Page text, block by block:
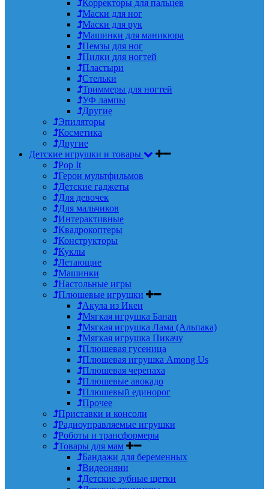
Корректоры для пальцев
Маски для ног
Маски для рук
Машинки для маникюра
Пемзы для ног
Пилки для ногтей
Пластыри
Стельки
Триммеры для ногтей
УФ лампы
Другие
Эпиляторы
Косметика
Другие
Детские игрушки и товары
Pop It
Герои мультфильмов
Детские гаджеты
Для девочек
Для мальчиков
Интерактивные
Квадрокоптеры
Конструкторы
Куклы
Летающие
Машинки
Настольные игры
Плюшевые игрушки
Акула из Икеи
Мягкая игрушка Банан
Мягкая игрушка Лама (Альпака)
Мягкая игрушка Пикачу
Плюшевая гусеница
Плюшевая игрушка Among Us
Плюшевая черепаха
Плюшевые авокадо
Плюшевый единорог
Прочее
Приставки и консоли
Радиоуправляемые игрушки
Роботы и трансформеры
Товары для мам
Бандажи для беременных
Видеоняни
Детские зубные щетки